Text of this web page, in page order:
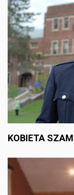
KOBIETA